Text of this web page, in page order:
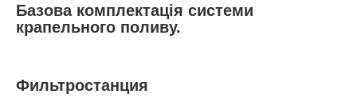
Базова комплектація системи
крапельного поливу.
Фильтростанция